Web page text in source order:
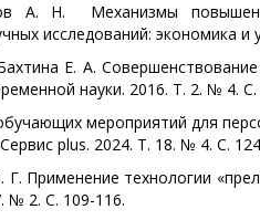
А. Н. Механизмы
исследований: экономика
Е. А.
науки. 2016. Т. 2. № 4.
мероприятий для
plus. 2024. Т. 18. № 4. С.
Применение технологии
№ 2. С. 109-116.